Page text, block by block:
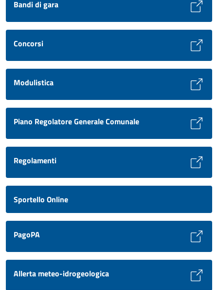
Bandi di gara
Concorsi
Modulistica
Piano Regolatore Generale Comunale
Regolamenti
Sportello Online
PagoPA
Allerta meteo-idrogeologica